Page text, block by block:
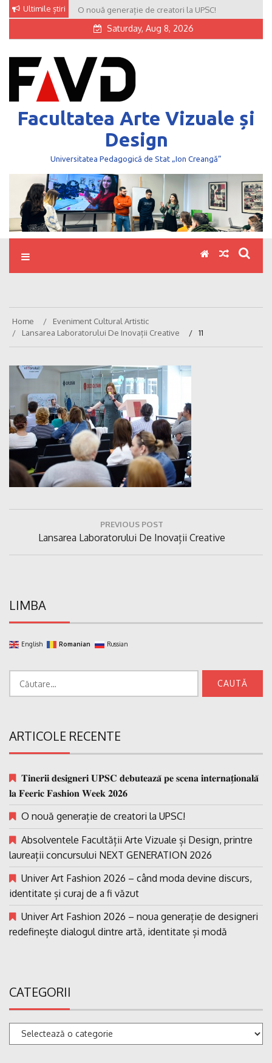
Skip
content
Ultimile știri O nouă generație de creatori la UPSC!
Saturday, Aug 8, 2026
Facultatea Arte Vizuale și
Design
Universitatea Pedagogică de Stat „Ion Creangă”
Home
Eveniment Cultural Artistic
Lansarea Laboratorului De Inovații Creative
11
articole
PREVIOUS POST
Previous
Post:
Lansarea Laboratorului De Inovații Creative
LIMBA
English Romanian Russian
ARTICOLE RECENTE
𝐓𝐢𝐧𝐞𝐫𝐢𝐢 𝐝𝐞𝐬𝐢𝐠𝐧𝐞𝐫𝐢 𝐔𝐏𝐒𝐂 𝐝𝐞𝐛𝐮𝐭𝐞𝐚𝐳𝐚̆ 𝐩𝐞 𝐬𝐜𝐞𝐧𝐚 𝐢𝐧𝐭𝐞𝐫𝐧𝐚𝐭̗𝐢𝐨𝐧𝐚𝐥𝐚̆
𝐥𝐚 𝐅𝐞𝐞𝐫𝐢𝐜 𝐅𝐚𝐬𝐡𝐢𝐨𝐧 𝐖𝐞𝐞𝐤 𝟐𝟎𝟐𝟔
O nouă generație de creatori la UPSC!
Absolventele Facultății Arte Vizuale și Design, printre
laureații concursului NEXT GENERATION 2026
Univer Art Fashion 2026 – când moda devine discurs,
identitate și curaj de a fi văzut
Univer Art Fashion 2026 – noua generație de designeri
redefinește dialogul dintre artă, identitate și modă
CATEGORII
Categorii